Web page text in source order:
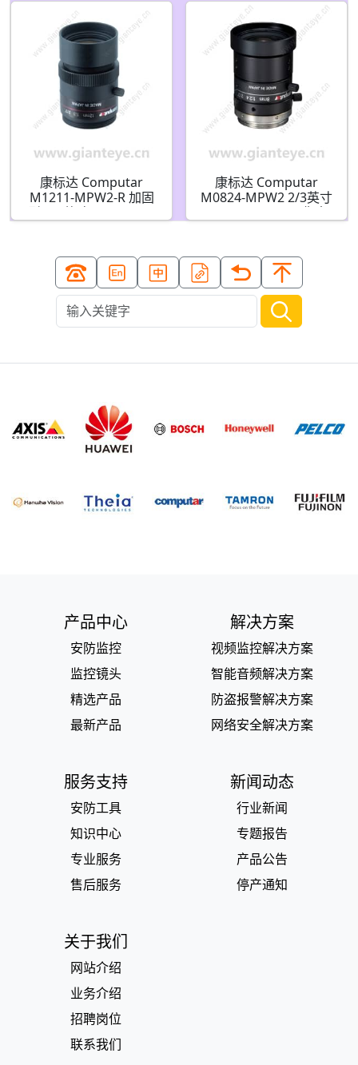
外镜头 适用于单波段(C
接口)
APO 可见光-短波红外
适用于宽带用途(C接口)
康标达 Computar
M1211-MPW2-R 加固
型 2/3英寸 12mm 500
万像素 固定光圈(C接口)
康标达 Computar
M0824-MPW2 2/3英寸
8mm F2.4 500万像素
超低失真机器视觉镜头
产品中心
安防监控
监控镜头
精选产品
最新产品
解决方案
视频监控解决方案
智能音频解决方案
防盗报警解决方案
网络安全解决方案
服务支持
安防工具
知识中心
专业服务
售后服务
新闻动态
行业新闻
专题报告
产品公告
停产通知
关于我们
网站介绍
业务介绍
招聘岗位
联系我们